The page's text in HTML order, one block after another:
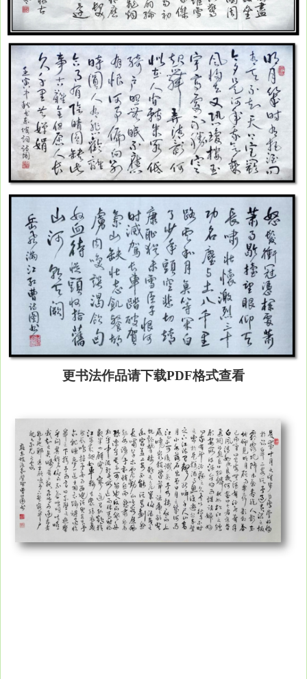
更书法作品请下载PDF格式查看